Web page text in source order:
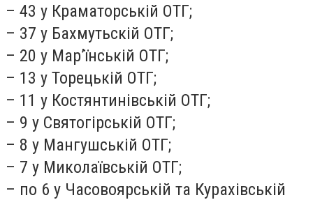
– 43 у Краматорській ОТГ;
– 37 у Бахмутьскій ОТГ;
– 20 у Мар’їнській ОТГ;
– 13 у Торецькій ОТГ;
– 11 у Костянтинівській ОТГ;
– 9 у Святогірській ОТГ;
– 8 у Мангушській ОТГ;
– 7 у Миколаївській ОТГ;
– по 6 у Часовоярській та Курахівській